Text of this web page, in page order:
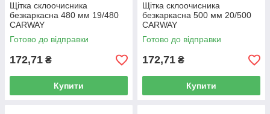
Щітка склоочисника
безкаркасна 480 мм 19/480
CARWAY
Готово до відправки
172,71 ₴
Купити
Щітка склоочисника
безкаркасна 500 мм 20/500
CARWAY
Готово до відправки
172,71 ₴
Купити